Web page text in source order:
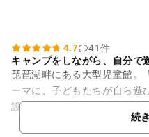
4.7
41件
キャンプをしながら、自分で
琵琶湖畔にある大型児童館。
ーマに、子どもたちが自ら遊
設で、宿泊施設やキャンプ場
続